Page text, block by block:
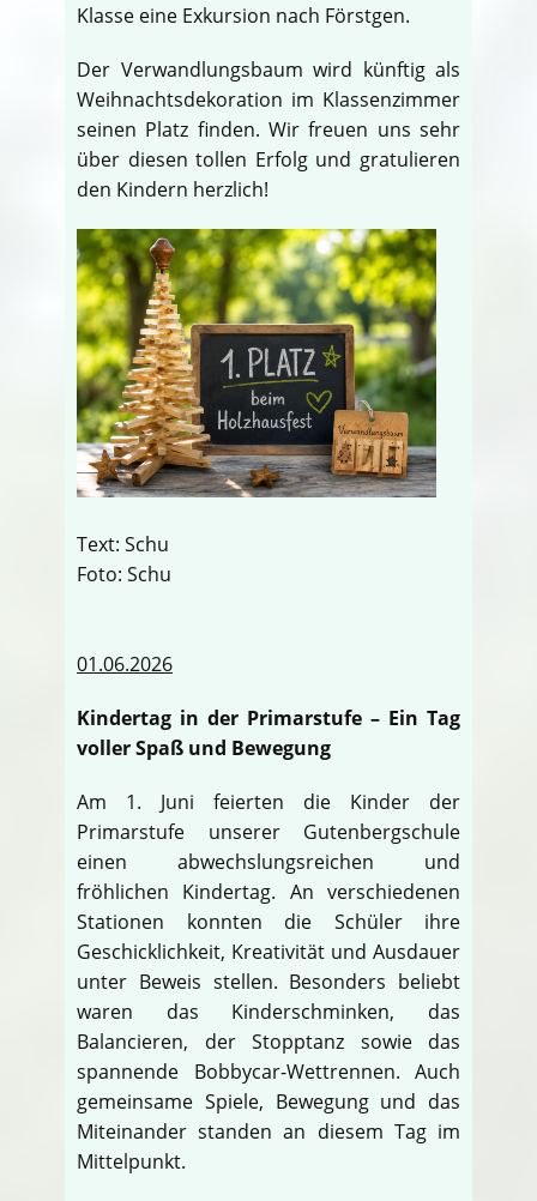
Klasse eine Exkursion nach Förstgen.
Der Verwandlungsbaum wird künftig als
Weihnachtsdekoration im Klassenzimmer
seinen Platz finden. Wir freuen uns sehr
über diesen tollen Erfolg und gratulieren
den Kindern herzlich!
Text: Schu
Foto: Schu
01.06.2026
Kindertag in der Primarstufe – Ein Tag
voller Spaß und Bewegung
Am 1. Juni feierten die Kinder der
Primarstufe unserer Gutenbergschule
einen abwechslungsreichen und
fröhlichen Kindertag. An verschiedenen
Stationen konnten die Schüler ihre
Geschicklichkeit, Kreativität und Ausdauer
unter Beweis stellen. Besonders beliebt
waren das Kinderschminken, das
Balancieren, der Stopptanz sowie das
spannende Bobbycar-Wettrennen. Auch
gemeinsame Spiele, Bewegung und das
Miteinander standen an diesem Tag im
Mittelpunkt.